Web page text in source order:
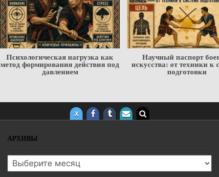
Психологическая нагрузка как
метод формирования действия под
давлением
Научный паспорт
искусства: от техники к
подготовки
АРХИВЫ
Архивы